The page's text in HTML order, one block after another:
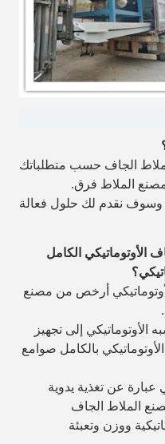
الجاف حسب متطلباتك
مصنع الملاط فرق.
وسوف نقدم لك حلول فعالة
الأوتوماتيكي الكامل
أرخص من مصنع
الأوتوماتيكي إلى تجهيز
بالكامل صوامع
عبارة عن تغذية يدوية
الملاط الجاف
ووزن وتعبئة